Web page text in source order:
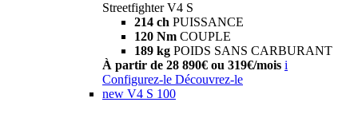
Streetfighter V4 S
214 ch PUISSANCE
120 Nm COUPLE
189 kg POIDS SANS CARBURANT
À partir de 28 890€ ou 319€/mois i
Configurez-le Découvrez-le
new V4 S 100